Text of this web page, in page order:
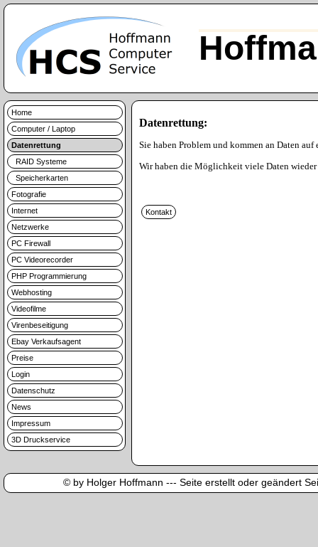
Home
Computer / Laptop
Datenrettung
RAID Systeme
Speicherkarten
Fotografie
Internet
Netzwerke
PC Firewall
PC Videorecorder
PHP Programmierung
Webhosting
Videofilme
Virenbeseitigung
Ebay Verkaufsagent
Preise
Login
Datenschutz
News
Impressum
3D Druckservice
Datenrettung:
Sie haben Problem und kommen an Daten
Wir haben die Möglichkeit viele Daten wieder
© by Holger Hoffmann --- Seite erstellt oder geändert